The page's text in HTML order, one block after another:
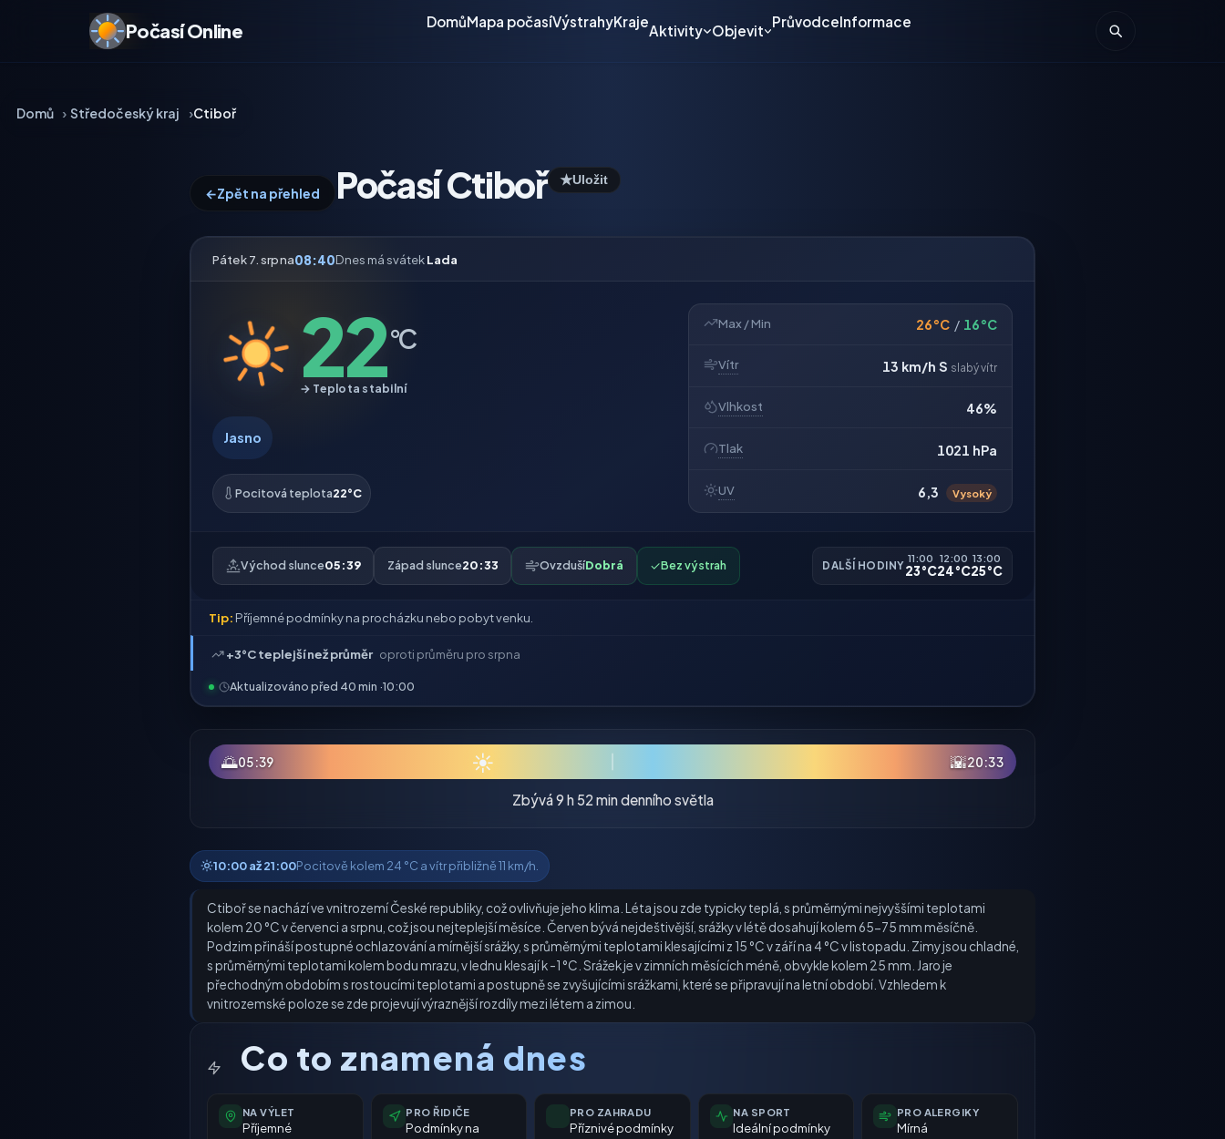
Počasí Online DomůMapa počasíVýstrahyKraje
Aktivity Objevit
PrůvodceInformace
Domů Středočeský kraj Ctiboř
←Zpět na přehled Počasí Ctiboř ★Uložit
Pátek 7. srpna08:40Dnes má svátekLada
22°C
→ Teplota stabilní
Jasno
Pocitová teplota22°C
Max / Min 26°C / 16°C
Vítr 13 km/h S slabý vítr
Vlhkost 46%
Tlak 1021 hPa
UV 6,3 Vysoký
Východ slunce05:39 Západ slunce20:33 OvzdušíDobrá ✓Bez výstrah DALŠÍ HODINY
11:00
23°C
12:00
24°C
13:00
25°C
Tip: Příjemné podmínky na procházku nebo pobyt venku.
+3°C teplejší než průměr oproti průměru pro srpna
Aktualizováno před 40 min ·10:00
🌅05:39 ☀ 🌇20:33
Zbývá 9 h 52 min denního světla
10:00 až 21:00Pocitově kolem 24 °C a vítr přibližně 11 km/h.
Ctiboř se nachází ve vnitrozemí České republiky, což ovlivňuje jeho klima. Léta jsou zde typicky teplá, s průměrnými nejvyššími teplotami
kolem 20 °C v červenci a srpnu, což jsou nejteplejší měsíce. Červen bývá nejdeštivější, srážky v létě dosahují kolem 65-75 mm měsíčně.
Podzim přináší postupné ochlazování a mírnější srážky, s průměrnými teplotami klesajícími z 15 °C v září na 4 °C v listopadu. Zimy jsou chladné,
s průměrnými teplotami kolem bodu mrazu, v lednu klesají k -1 °C. Srážek je v zimních měsících méně, obvykle kolem 25 mm. Jaro je
přechodným obdobím s rostoucími teplotami a postupně se zvyšujícími srážkami, které se připravují na letní období. Vzhledem k
vnitrozemské poloze se zde projevují výraznější rozdíly mezi létem a zimou.
Co to znamená dnes
NA VÝLET
Příjemné
PRO ŘIDIČE
Podmínky na
PRO ZAHRADU
Příznivé podmínky
NA SPORT
Ideální podmínky
PRO ALERGIKY
Mírná